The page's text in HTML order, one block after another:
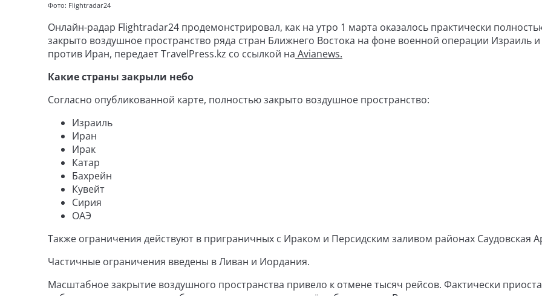
Фото: Flightradar24
Онлайн-радар Flightradar24 продемонстрировал, как на утро 1 марта оказалось практически
закрыто воздушное пространство ряда стран Ближнего Востока на фоне военной операции Израиль
против Иран, передает TravelPress.kz со ссылкой на Avianews.
Какие страны закрыли небо
Согласно опубликованной карте, полностью закрыто воздушное пространство:
Израиль
Иран
Ирак
Катар
Бахрейн
Кувейт
Сирия
ОАЭ
Также ограничения действуют в приграничных с Ираком и Персидским заливом районах Саудовская
Частичные ограничения введены в Ливан и Иордания.
Масштабное закрытие воздушного пространства привело к отмене тысяч рейсов. Фактически